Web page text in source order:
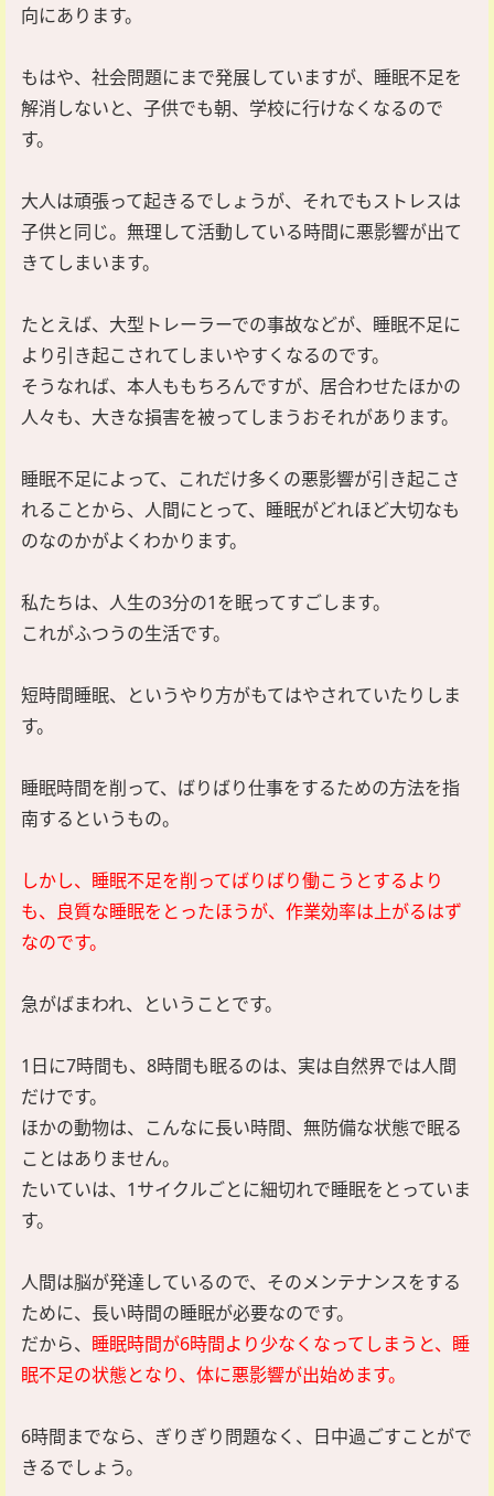
向にあります。
もはや、社会問題にまで発展していますが、睡眠不足を
解消しないと、子供でも朝、学校に行けなくなるので
す。
大人は頑張って起きるでしょうが、それでもストレスは
子供と同じ。無理して活動している時間に悪影響が出て
きてしまいます。
たとえば、大型トレーラーでの事故などが、睡眠不足に
より引き起こされてしまいやすくなるのです。
そうなれば、本人ももちろんですが、居合わせたほかの
人々も、大きな損害を被ってしまうおそれがあります。
睡眠不足によって、これだけ多くの悪影響が引き起こさ
れることから、人間にとって、睡眠がどれほど大切なも
のなのかがよくわかります。
私たちは、人生の3分の1を眠ってすごします。
これがふつうの生活です。
短時間睡眠、というやり方がもてはやされていたりしま
す。
睡眠時間を削って、ばりばり仕事をするための方法を指
南するというもの。
しかし、睡眠不足を削ってばりばり働こうとするより
も、良質な睡眠をとったほうが、作業効率は上がるはず
なのです。
急がばまわれ、ということです。
1日に7時間も、8時間も眠るのは、実は自然界では人間
だけです。
ほかの動物は、こんなに長い時間、無防備な状態で眠る
ことはありません。
たいていは、1サイクルごとに細切れで睡眠をとっていま
す。
人間は脳が発達しているので、そのメンテナンスをする
ために、長い時間の睡眠が必要なのです。
だから、 睡眠時間が6時間より少なくなってしまうと、睡
眠不足の状態となり、体に悪影響が出始めます。
6時間までなら、ぎりぎり問題なく、日中過ごすことがで
きるでしょう。